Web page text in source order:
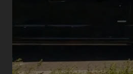
Waarom
het leasen
Pick-Up?